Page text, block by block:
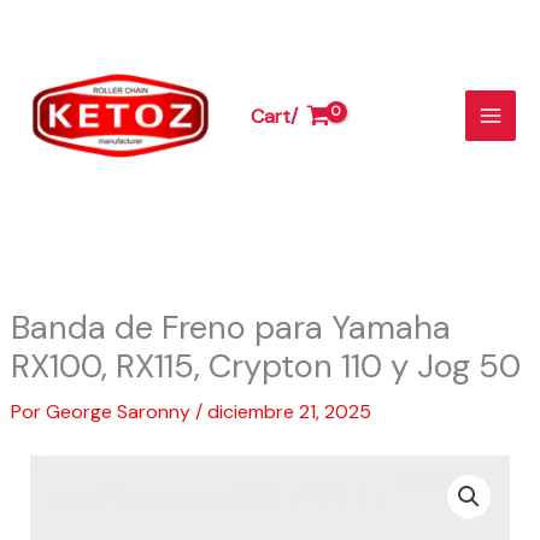
contenido
Cart/
Banda de Freno para Yamaha
RX100, RX115, Crypton 110 y Jog 50
PorGeorge Saronny/diciembre 21, 2025
RX100,
RX115,
Crypton